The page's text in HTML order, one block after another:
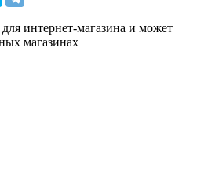
интернет-магазина и может
магазинах